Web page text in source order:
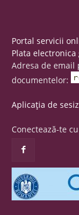
Portal servicii
Plata
Adresa de
documentelor:
Aplicația de
Conectează-te